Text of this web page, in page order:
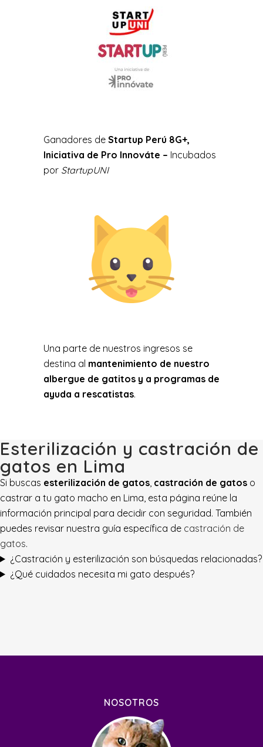
Ganadores de Startup Perú 8G+,
Iniciativa de Pro Innováte – Incubados
por StartupUNI
Una parte de nuestros ingresos se
destina al mantenimiento de nuestro
albergue de gatitos y a programas de
ayuda a rescatistas.
Esterilización y castración de
gatos en Lima
Si buscas esterilización de gatos castración de gatos o
castrar a tu gato macho en Lima, esta página reúne la
información principal para decidir con seguridad. También
puedes revisar nuestra guía específica de castración de
gatos.
¿Castración y esterilización son búsquedas relacionadas?
¿Qué cuidados necesita mi gato después?
NOSOTROS